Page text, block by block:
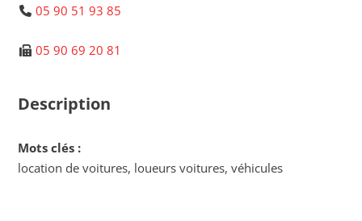
05 90 51 93 85
05 90 69 20 81
Description
Mots clés :
location de voitures, loueurs voitures, véhicules